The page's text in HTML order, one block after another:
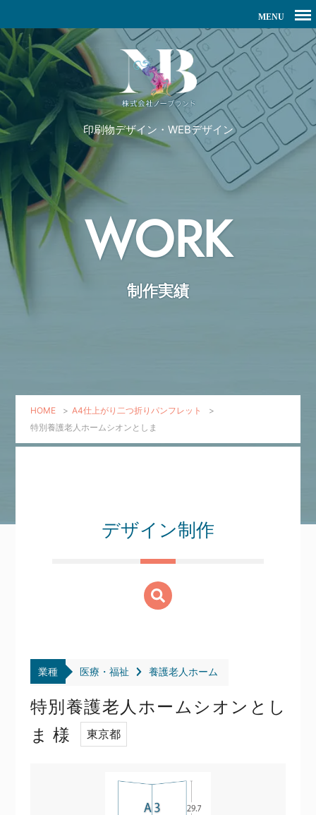
印刷物デザイン・WEBデザイン
WORK
制作実績
HOME > A4仕上がり二つ折りパンフレット
>
特別養護老人ホームシオンとしま
デザイン制作
業種 医療・福祉 養護老人ホーム
特別養護老人ホームシオンとし
ま 様
東京都